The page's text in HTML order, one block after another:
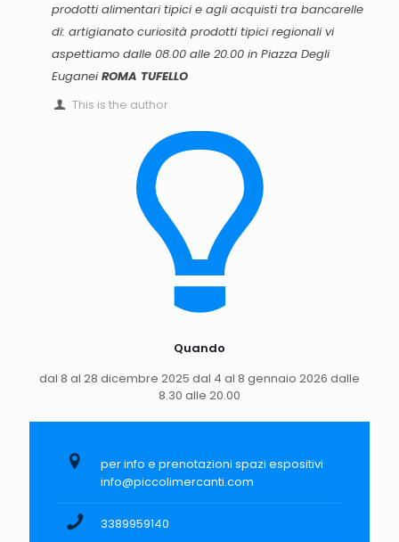
prodotti alimentari tipici e agli acquisti tra bancarelle
di: artigianato curiosità prodotti tipici regionali vi
aspettiamo dalle 08.00 alle 20.00 in Piazza Degli
Euganei ROMA TUFELLO
This is the author
Quando
dal 8 al 28 dicembre 2025 dal 4 al 8 gennaio 2026 dalle
8.30 alle 20.00
per info e prenotazioni spazi espositivi
info@piccolimercanti.com
3389959140